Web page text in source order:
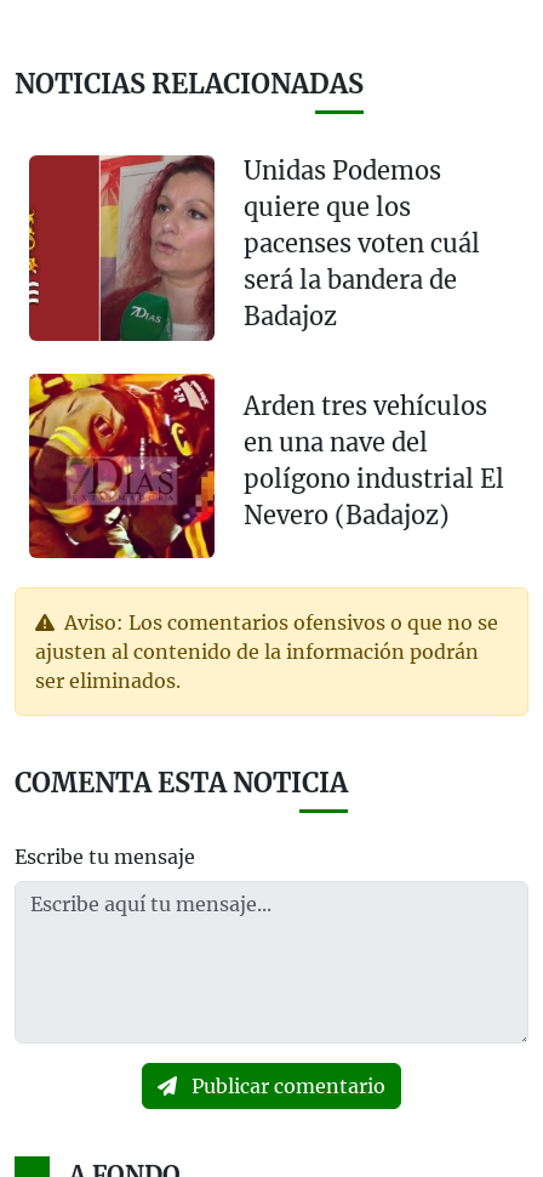
NOTICIAS RELACIONADAS
Unidas Podemos
quiere que los
pacenses voten cuál
será la bandera de
Badajoz
Arden tres vehículos
en una nave del
polígono industrial El
Nevero (Badajoz)
Aviso: Los comentarios ofensivos o que no se
ajusten al contenido de la información podrán
ser eliminados.
COMENTA ESTA NOTICIA
Escribe tu mensaje
Publicar comentario